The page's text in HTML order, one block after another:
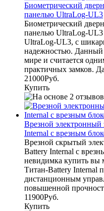
Биометрический
панелью UltraLog-UL3
Биометрический
панелью UltraLog-
UltraLog-UL3, с
надежностью. Данный
мире и считается
практичных замков.
21000Руб.
Купить
Врезной
Internal с врезным
Врезной скрытый
Battery Internal с
невидимка купить вы
Титан-Battery Internal
дистанционным
повышенной
11900Руб.
Купить